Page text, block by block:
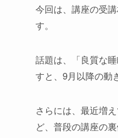
今回は、講座の受
す。
話題は、「良質な
すと、9月以降の動
さらには、最近増
ど、普段の講座の